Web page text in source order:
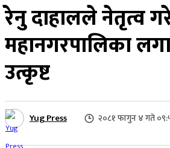
रेनु दाहालले नेतृत्व
महानगरपालिका
उत्कृष्ट
Yug Press २०८१ फागुन ४ गते